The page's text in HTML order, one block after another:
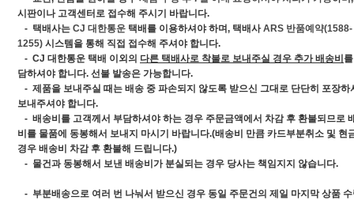
시판이나 고객센터로 접수해 주시기 바랍니다.
- 택배사는 CJ 대한통운 택배를 이용하셔야 하며, 택배사ARS 반품예약(1588-
1255) 시스템을 통해 직접 접수해 주셔야 합니다.
- CJ 대한통운 택배 이외의 다른 택배사로 착불로 보내주실 경우 추가 배송비
담하셔야 합니다. 선불 발송은 가능합니다.
- 제품을 보내주실 때는 배송 중 파손되지 않도록 받으신 그대로 단단히 포장하
보내주셔야 합니다.
- 배송비를 고객께서 부담하셔야 하는 경우 주문금액에서 차감 후 환불되므로
비를 물품에 동봉해서 보내지 마시기 바랍니다.(배송비 만큼 카드부분취소 및 현
경우 배송비 차감 후 환불해 드립니다.)
- 물건과 동봉해서 보낸 배송비가 분실되는 경우 당사는 책임지지 않습니다.
- 부분배송으로 여러 번 나눠서 받으신 경우 동일 주문건의 제일 마지막 상품